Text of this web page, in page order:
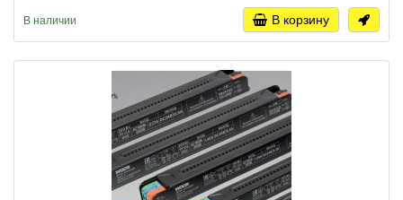
В наличии В корзину